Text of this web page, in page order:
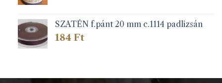
SZATÉN f.pánt 20 mm c.1114 padlizsán
184 Ft